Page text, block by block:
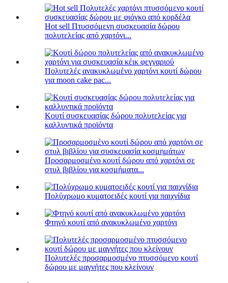
Hot sell Πτυσσόμενη συσκευασία δώρου
πολυτελείας από χαρτόνι...
Πολυτελές ανακυκλωμένο χαρτόνι κουτί δώρου
για moon cake pac...
Κουτί συσκευασίας δώρου πολυτελείας για
καλλυντικά προϊόντα
Προσαρμοσμένο κουτί δώρου από χαρτόνι σε
στυλ βιβλίου για κοσμήματα...
Πολύχρωμο κυματοειδές κουτί για παιχνίδια
Φτηνό κουτί από ανακυκλωμένο χαρτόνι
Πολυτελές προσαρμοσμένο πτυσσόμενο κουτί
δώρου με μαγνήτες που κλείνουν